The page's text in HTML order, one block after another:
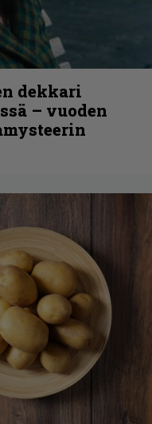
dekkari
– vuoden